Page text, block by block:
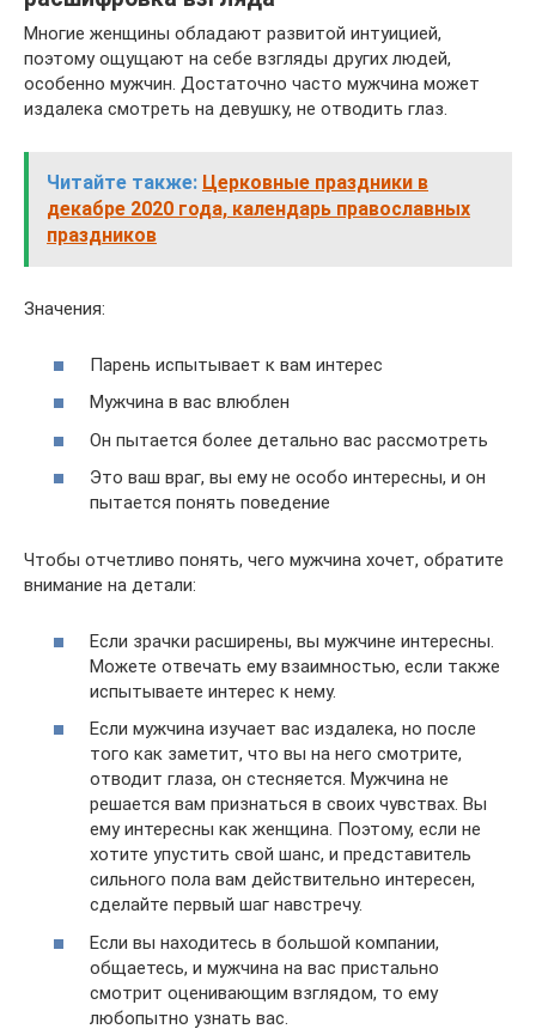
Многие женщины обладают развитой интуицией,
поэтому ощущают на себе взгляды других людей,
особенно мужчин. Достаточно часто мужчина может
издалека смотреть на девушку, не отводить глаз.
Читайте также: Церковные праздники в
декабре 2020 года, календарь православных
праздников
Значения:
Парень испытывает к вам интерес
Мужчина в вас влюблен
Он пытается более детально вас рассмотреть
Это ваш враг, вы ему не особо интересны, и он
пытается понять поведение
Чтобы отчетливо понять, чего мужчина хочет, обратите
внимание на детали:
Если зрачки расширены, вы мужчине интересны.
Можете отвечать ему взаимностью, если также
испытываете интерес к нему.
Если мужчина изучает вас издалека, но после
того как заметит, что вы на него смотрите,
отводит глаза, он стесняется. Мужчина не
решается вам признаться в своих чувствах. Вы
ему интересны как женщина. Поэтому, если не
хотите упустить свой шанс, и представитель
сильного пола вам действительно интересен,
сделайте первый шаг навстречу.
Если вы находитесь в большой компании,
общаетесь, и мужчина на вас пристально
смотрит оценивающим взглядом, то ему
любопытно узнать вас.